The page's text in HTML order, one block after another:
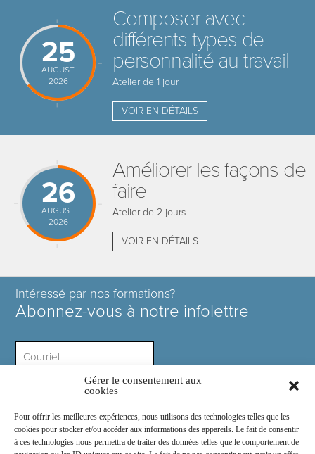
Gérer le consentement aux
cookies
Pour offrir les meilleures expériences, nous utilisons des technologies telles que les
cookies pour stocker et/ou accéder aux informations des appareils. Le fait de consentir
à ces technologies nous permettra de traiter des données telles que le comportement de
25
AUGUST
2026
Composer avec
différents types de
personnalité au travail
Atelier de 1 jour
VOIR EN DÉTAILS
26
AUGUST
2026
Améliorer les façons de
faire
Atelier de 2 jours
VOIR EN DÉTAILS
Intéressé par nos formations?
Abonnez-vous à notre infolettre